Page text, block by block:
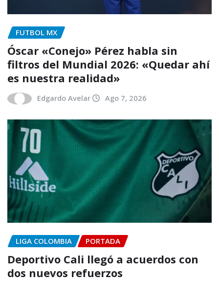
FUTBOL MX
Óscar «Conejo» Pérez habla sin
filtros del Mundial 2026: «Quedar ahí
es nuestra realidad»
Edgardo Avelar Ago 7, 2026
LIGA COLOMBIA PORTADA
Deportivo Cali llegó a acuerdos con
dos nuevos refuerzos